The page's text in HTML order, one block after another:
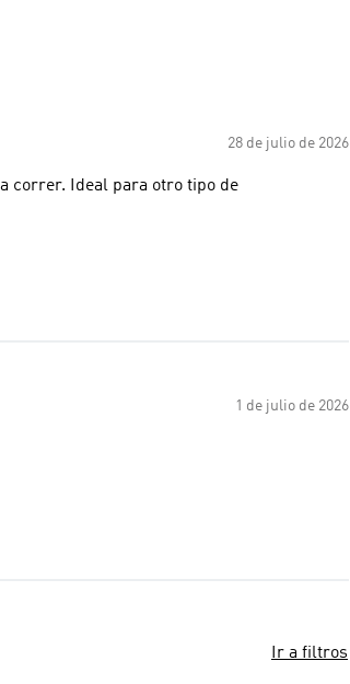
28 de julio de 2026
correr. Ideal para otro tipo de
1 de julio de 2026
Ir a filtros